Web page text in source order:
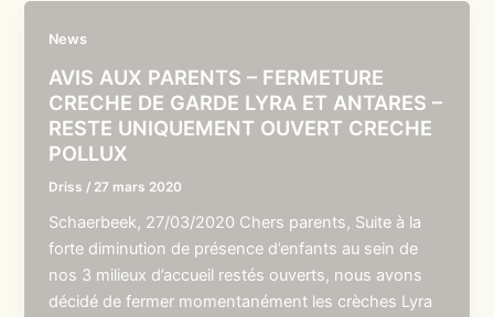
News
AVIS AUX PARENTS – FERMETURE
CRECHE DE GARDE LYRA ET ANTARES –
RESTE UNIQUEMENT OUVERT CRECHE
POLLUX
Driss / 27 mars 2020
Schaerbeek, 27/03/2020 Chers parents, Suite à la
forte diminution de présence d’enfants au sein de
nos 3 milieux d’accueil restés ouverts, nous avons
décidé de fermer momentanément les crèches Lyra